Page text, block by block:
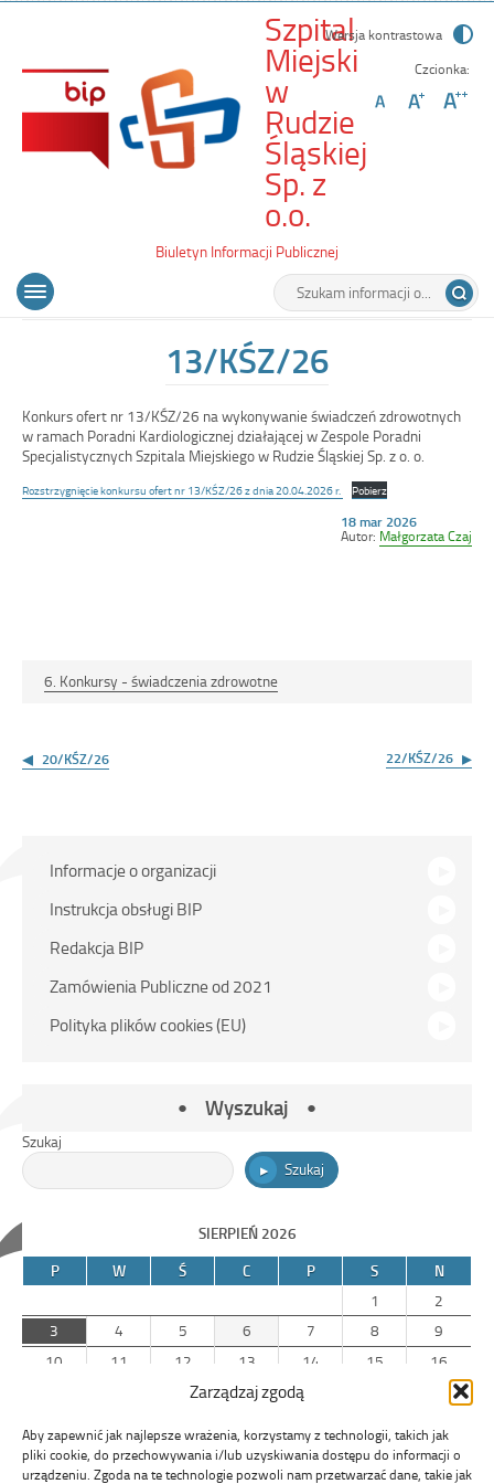
Zarządzaj zgodą
Aby zapewnić jak najlepsze wrażenia, korzystamy z technologii, takich jak
pliki cookie, do przechowywania i/lub uzyskiwania dostępu do informacji o
urządzeniu. Zgoda na te technologie pozwoli nam przetwarzać dane, takie jak
Szpital
Miejski
w
Rudzie
Śląskiej
Sp. z
o.o.
13/KŚZ/26
Biuletyn Informacji Publicznej
Wersja kontrastowa
Czcionka:
Wyszukiwarka
Tutaj
wpisz
Menu
główne
Otwórz
13/KŚZ/26
Konkurs ofert nr 13/KŚZ/26 na wykonywanie świadczeń zdrowotnych
w ramach Poradni Kardiologicznej działającej w Zespole Poradni
Specjalistycznych Szpitala Miejskiego w Rudzie Śląskiej Sp. z o. o.
Rozstrzygnięcie konkursu ofert nr 13/KŚZ/26 z dnia 20.04.2026 r. Pobierz
Opublikowano
w
18 mar 2026
Autor: Małgorzata Czaj
6. Konkursy - świadczenia zdrowotne
wpisu
20/KŚZ/26 22/KŚZ/26
Menu
główne
Informacje o organizacji
Instrukcja obsługi BIP
Redakcja BIP
Zamówienia Publiczne od 2021
Polityka plików cookies (EU)
Wyszukaj
Szukaj
Szukaj
SIERPIEŃ 2026
P
W Ś C P S
N
1
2
3
4 5 6 7 8
9
10
11 12 13 14 15
16
19 20 21
31